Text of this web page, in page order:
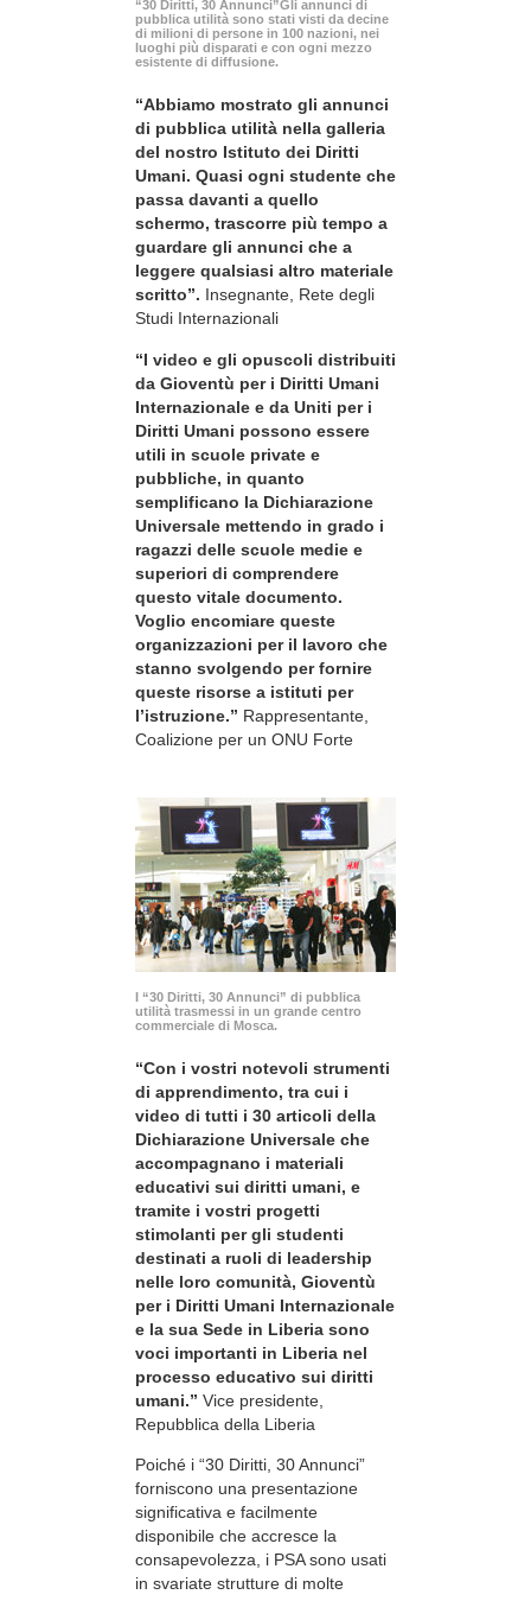
“30 Diritti, 30 Annunci”Gli annunci di
pubblica utilità sono stati visti da decine
di milioni di persone in 100 nazioni, nei
luoghi più disparati e con ogni mezzo
esistente di diffusione.
“Abbiamo mostrato gli annunci
di pubblica utilità nella galleria
del nostro Istituto dei Diritti
Umani. Quasi ogni studente che
passa davanti a quello
schermo, trascorre più tempo a
guardare gli annunci che a
leggere qualsiasi altro materiale
scritto”. Insegnante, Rete degli
Studi Internazionali
“I video e gli opuscoli distribuiti
da Gioventù per i Diritti Umani
Internazionale e da Uniti per i
Diritti Umani possono essere
utili in scuole private e
pubbliche, in quanto
semplificano la Dichiarazione
Universale mettendo in grado i
ragazzi delle scuole medie e
superiori di comprendere
questo vitale documento.
Voglio encomiare queste
organizzazioni per il lavoro che
stanno svolgendo per fornire
queste risorse a istituti per
l’istruzione.” Rappresentante,
Coalizione per un ONU Forte
I “30 Diritti, 30 Annunci” di pubblica
utilità trasmessi in un grande centro
commerciale di Mosca.
“Con i vostri notevoli strumenti
di apprendimento, tra cui i
video di tutti i 30 articoli della
Dichiarazione Universale che
accompagnano i materiali
educativi sui diritti umani, e
tramite i vostri progetti
stimolanti per gli studenti
destinati a ruoli di leadership
nelle loro comunità, Gioventù
per i Diritti Umani Internazionale
e la sua Sede in Liberia sono
voci importanti in Liberia nel
processo educativo sui diritti
umani.” Vice presidente,
Repubblica della Liberia
Poiché i “30 Diritti, 30 Annunci”
forniscono una presentazione
significativa e facilmente
disponibile che accresce la
consapevolezza, i PSA sono usati
in svariate strutture di molte